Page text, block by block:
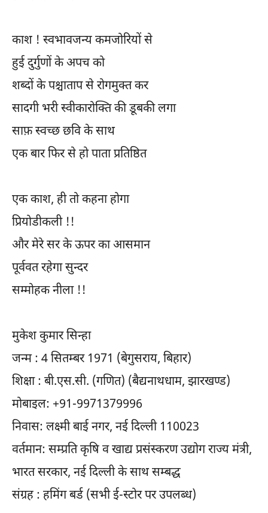
काश ! स्वभावजन्य कमजोरियों से
हुई दुर्गुणों के अपच को
शब्दों के पश्चाताप से रोगमुक्त कर
सादगी भरी स्वीकारोक्ति की डूबकी लगा
साफ़ स्वच्छ छवि के साथ
एक बार फिर से हो पाता प्रतिष्ठित
एक काश, ही तो कहना होगा
प्रियोडीकली !!
और मेरे सर के ऊपर का आसमान
पूर्ववत रहेगा सुन्दर
सम्मोहक नीला !!
मुकेश कुमार सिन्हा
जन्म : 4 सितम्बर 1971 (बेगुसराय, बिहार)
शिक्षा : बी.एस.सी. (गणित) (बैद्यनाथधाम, झारखण्ड)
मोबाइल: +91-9971379996
निवास: लक्ष्मी बाई नगर, नई दिल्ली 110023
वर्तमान: सम्प्रति कृषि व खाद्य प्रसंस्करण उद्योग राज्य मंत्री,
भारत सरकार, नई दिल्ली के साथ सम्बद्ध
संग्रह : हमिंग बर्ड (सभी ई-स्टोर पर उपलब्ध)